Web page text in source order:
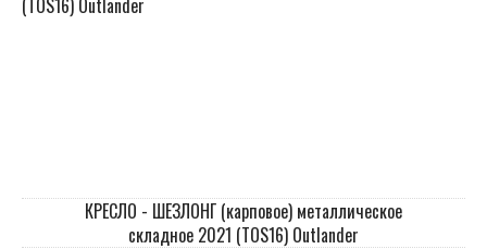
КРЕСЛО - ШЕЗЛОНГ (карповое) металлическое
складное 2021 (TOS16) Outlander